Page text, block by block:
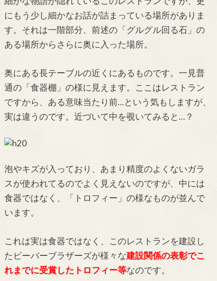
にもう少し細かなお話が詰まっている場所がありま
す。それは一階部分、前述の「グルグル回る石」の
ある場所からさらに奥に入った場所。
奥にある長テーブルの近くにあるものです。一見普
通の「食器棚」の様に見えます。ここはレストラン
ですから、ある意味当たり前…という気もしますが、
実は違うのです。近づいて中を覗いてみると…？
泡やキズが入っており、あまり精度のよくないガラ
スが使われてるのでよく見えないのですが、中には
食器ではなく、「トロフィー」の様なものが並んで
います。
これは実は食器ではなく、このレストランを建設し
たビーバーブラザーズが様々な建設関係の表彰でこ
れまでに受賞したトロフィー等なのです。